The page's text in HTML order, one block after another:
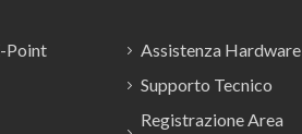
Point
Assistenza Hardware
Supporto Tecnico
Registrazione Area